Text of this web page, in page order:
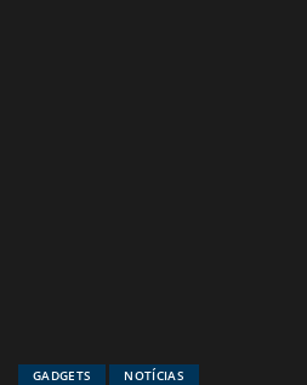
GADGETS NOTÍCIAS